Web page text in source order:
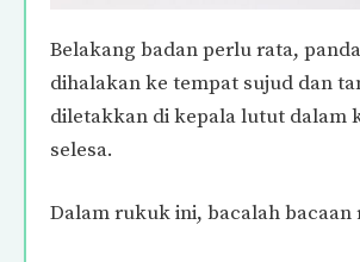
Belakang badan perlu rata,
dihalakan ke tempat sujud dan
diletakkan di kepala lutut dalam
selesa.
Dalam rukuk ini, bacalah bacaan